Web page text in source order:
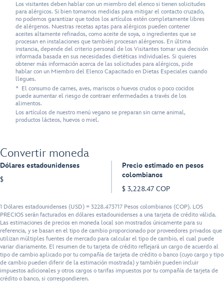
Los visitantes deben hablar con un miembro del elenco si tienen solicitudes
para alérgicos. Si bien tomamos medidas para mitigar el contacto cruzado,
no podemos garantizar que todos los artículos estén completamente libres
de alérgenos. Nuestras recetas aptas para alérgicos pueden contener
aceites altamente refinados, como aceite de soya, o ingredientes que se
procesan en instalaciones que también procesan alérgenos. En última
instancia, depende del criterio personal de los Visitantes tomar una decisión
informada basada en sus necesidades dietéticas individuales. Si quieres
obtener más información acerca de las solicitudes para alérgicos, pide
hablar con un Miembro del Elenco Capacitado en Dietas Especiales cuando
llegues.
* El consumo de carnes, aves, mariscos o huevos crudos o poco cocidos
puede aumentar el riesgo de contraer enfermedades a través de los
alimentos.
Los artículos de nuestro menú vegano se preparan sin carne animal,
productos lácteos, huevos o miel.
Convertir moneda
Dólares estadounidenses
$
Precio estimado en pesos
colombianos
$ 3,228.47 COP
1 Dólares estadounidenses (USD) = 3228.473717 Pesos colombianos (COP). LOS
PRECIOS serán facturados en dólares estadounidenses a una tarjeta de crédito válida.
Las estimaciones de precios en moneda local son mostrados únicamente para su
referencia, y se basan en el tipo de cambio proporcionado por proveedores privados que
utilizan múltiples fuentes de mercado para calcular el tipo de cambio, el cual puede
variar diariamente. El resumen de tu tarjeta de crédito reflejará un cargo de acuerdo al
tipo de cambio aplicado por tu compañía de tarjeta de crédito o banco (cuyo cargo y tipo
de cambio pueden diferir de la estimación mostrada) y también pueden incluir
impuestos adicionales y otros cargos o tarifas impuestos por tu compañía de tarjeta de
crédito o banco, si correspondieren.